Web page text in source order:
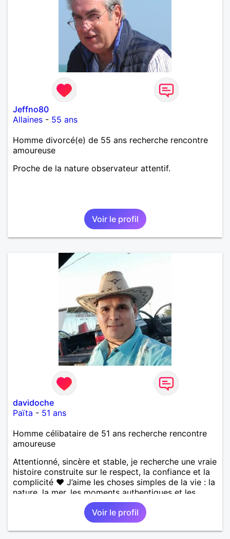
Jeffno80
Allaines - 55 ans
Homme divorcé(e) de 55 ans recherche rencontre
amoureuse
Proche de la nature observateur attentif.
Voir le profil
davidoche
Païta - 51 ans
Homme célibataire de 51 ans recherche rencontre
amoureuse
Attentionné, sincère et stable, je recherche une vraie
histoire construite sur le respect, la confiance et la
complicité ❤️ J’aime les choses simples de la vie : la
nature, la mer, les moments authentiques et les
personnes au grand cœur 🌊🌿 Très câlin et
affectueux, j’adore les petits moments de tendresse
et les calinous réguliers 😊❤️ La solitude finit parfois
par peser, alors si tu es en Nouvelle-Calédonie et
Voir le profil